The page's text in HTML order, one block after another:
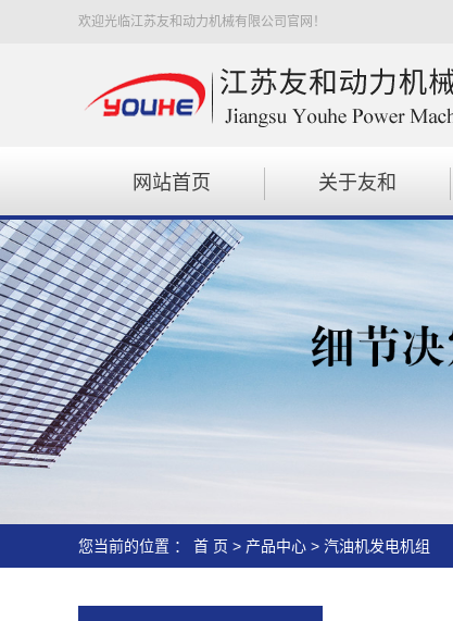
欢迎光临江苏友和动力机械有限公司官网！
网站首页 关于友和
您当前的位置 ： 首 页 > 产品中心 > 汽油机发电机组